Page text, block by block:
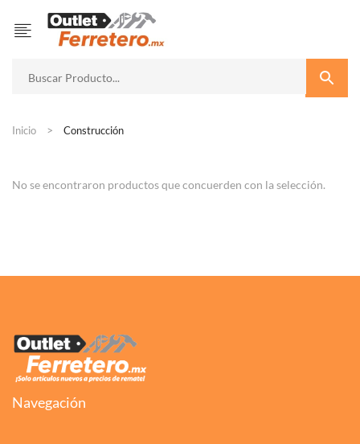
Inicio Construcción
No se encontraron productos que concuerden con la selección.
Navegación